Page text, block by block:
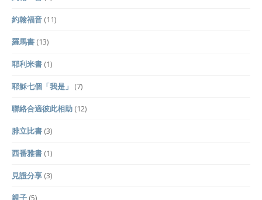
約翰福音 (11)
羅馬書 (13)
耶利米書 (1)
耶穌七個「我是」 (7)
聯絡合適彼此相助 (12)
腓立比書 (3)
西番雅書 (1)
見證分享 (3)
親子 (5)